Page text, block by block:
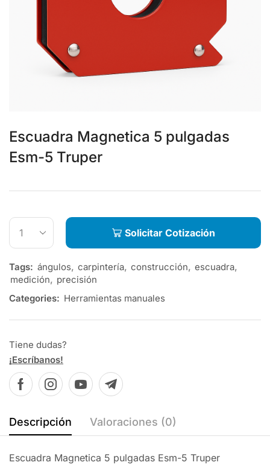
Escuadra Magnetica 5 pulgadas
Esm-5 Truper
Solicitar Cotización
Tags: ángulos, carpintería, construcción, escuadra,
medición, precisión
Categories: Herramientas manuales
Tiene dudas?
¡Escríbanos!
Descripción Valoraciones (0)
Escuadra Magnetica 5 pulgadas Esm-5 Truper